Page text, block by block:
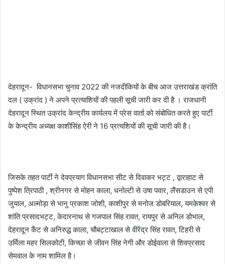
देहरादून- विधानसभा चुनाव 2022 की नजदीकियों के बीच आज उत्तराखंड क्रांति
दल ( उक्रांद ) ने अपने प्रत्याशियों की पहली सूची जारी कर दी है । राजधानी
देहरादून स्थित उक्रांद केन्द्रीय कार्यलय में प्रेस वार्ता को संबोधित करते हुए पार्टी
के केन्द्रीय अध्यक्ष काशीसिंह ऐरी ने 16 प्रत्यशियों की सूची जारी की है।
जिसके तहत पार्टी ने देवप्रयाग विधानसभा सीट से दिवाकर भट्ट , द्वाराहाट से
पुष्पेश त्रिपाठी , श्रीनगर से मोहन काला, धनोल्टी से उषा पवार, लैंसडाउन से एपी
जुयाल, अल्मोड़ा से भानु प्रकाश जोशी, काशीपुर से मनोज डोबरियाल, यमकेश्वर से
शांति प्रसादभट्ट, केदारनाथ से गजपाल सिंह रावत, रायपुर से अनिल डोभाल,
देहरादून कैंट से अनिरुद्ध काला, चौबट्टाखाल से वीरेंद्र सिंह रावत, टिहरी से
उर्मिला महर सिलकोटी, किच्छा से जीवन सिंह नेगी और डोईवाला से शिवप्रसाद
सेमवाल के नाम शामिल है।